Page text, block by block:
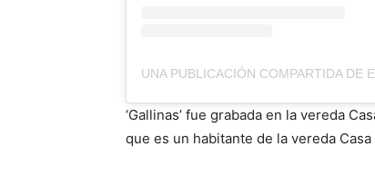
‘Gallinas’ fue grabada en la vereda
que es un habitante de la vereda